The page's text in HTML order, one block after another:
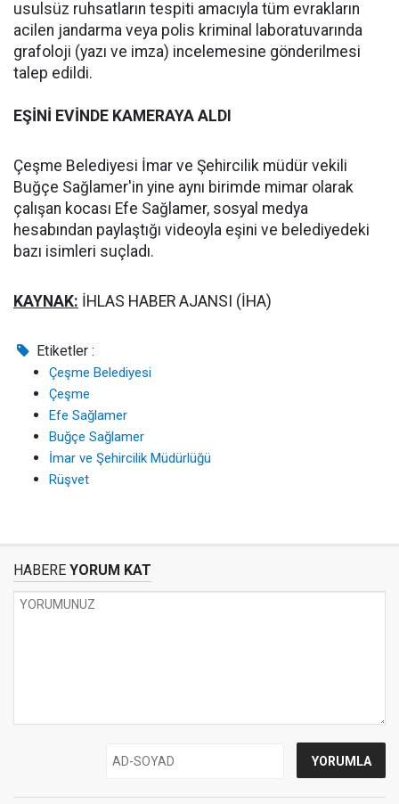
usulsüz ruhsatların tespiti amacıyla tüm evrakların
acilen jandarma veya polis kriminal laboratuvarında
grafoloji (yazı ve imza) incelemesine gönderilmesi
talep edildi.
EŞİNİ EVİNDE KAMERAYA ALDI
Çeşme Belediyesi İmar ve Şehircilik müdür vekili
Buğçe Sağlamer'in yine aynı birimde mimar olarak
çalışan kocası Efe Sağlamer, sosyal medya
hesabından paylaştığı videoyla eşini ve belediyedeki
bazı isimleri suçladı.
KAYNAK: İHLAS HABER AJANSI (İHA)
Etiketler :
Çeşme Belediyesi
Çeşme
Efe Sağlamer
Buğçe Sağlamer
İmar ve Şehircilik Müdürlüğü
Rüşvet
HABERE YORUM KAT